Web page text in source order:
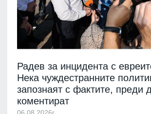
Радев за инцидента с
Нека чуждестранните
запознаят с фактите, преди
коментират